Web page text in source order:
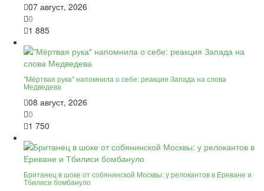
07 август, 2026
0
1 885
"Мёртвая рука" напомнила о себе: реакция Запада на слова
Медведева
08 август, 2026
0
1 750
Британец в шоке от собянинской Москвы: у релокантов в Ереване и
Тбилиси бомбануло